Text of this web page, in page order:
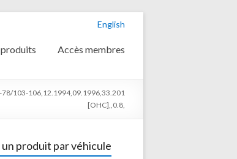
English
Accès membres
78/103-106,12.1994,09.1996,33.201
[OHC],,0.8,
produit par véhicule